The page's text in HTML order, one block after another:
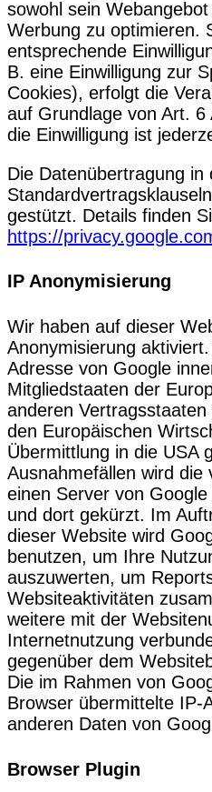
sowohl sein
Werbung zu optimieren.
entsprechende
B. eine Einwilligung zur
Cookies), erfolgt die
auf Grundlage von Art.
die Einwilligung ist
Die Datenübertragung in
gestützt. Details finden
https://
IP Anonymisierung
Wir haben auf dieser
Anonymisierung
Adresse von Google
Mitgliedstaaten der
anderen
den Europäischen
Übermittlung in die USA
Ausnahmefällen wird die
einen Server von
und dort gekürzt. Im
dieser Website wird
benutzen, um Ihre
auszuwerten, um
Websiteaktivitäten
weitere mit der
Internetnutzung
gegenüber dem
Die im Rahmen von
Browser übermittelte IP-
anderen Daten von
Browser Plugin